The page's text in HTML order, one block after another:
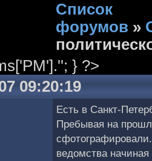
Список
форумов »
} ?>
09:20:19
Есть в Санкт-
Пребывая на
ведомства